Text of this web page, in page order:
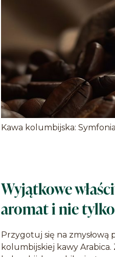
Kawa kolumbijska:
Wyjątkowe
aromat i nie tylko
Przygotuj się na zmysłową
kolumbijskiej kawy